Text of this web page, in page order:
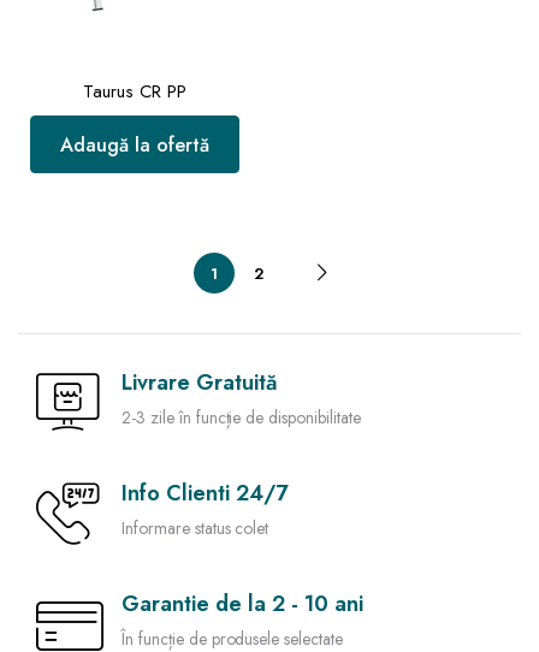
Taurus CR PP
Adaugă la ofertă
1 2
Livrare Gratuită
2-3 zile în funcție de disponibilitate
Info Clienti 24/7
Informare status colet
Garantie de la 2 - 10 ani
În funcție de produsele selectate